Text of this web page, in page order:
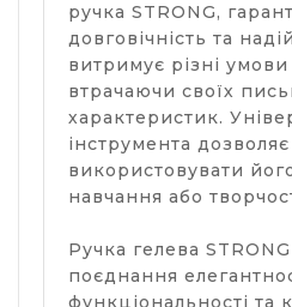
ручка STRONG,
довговічність та
витримує різні умови
втрачаючи своїх
характеристик.
інструмента дозволяє
використовувати
навчання або
Ручка гелева
поєднання
функціональності та